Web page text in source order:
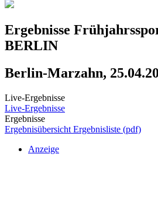
Ergebnisse
BERLIN
Berlin-Marzahn,
Live-Ergebnisse
Live-Ergebnisse
Ergebnisse
Ergebnisübersicht Ergebnisliste (pdf)
Anzeige